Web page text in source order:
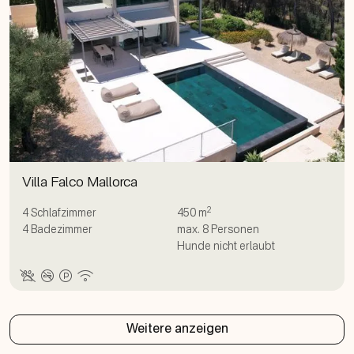
Villa Falco Mallorca
4 Schlafzimmer
4 Badezimmer
450 m2
max. 8 Personen
Hunde nicht erlaubt
Weitere anzeigen